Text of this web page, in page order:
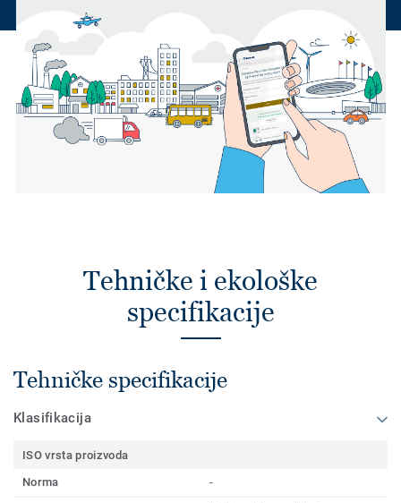
Tehničke i ekološke
specifikacije
Tehničke specifikacije
Klasifikacija
ISO vrsta proizvoda
Norma
-